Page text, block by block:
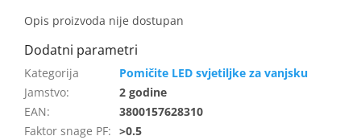
Opis proizvoda nije dostupan
Pomičite LED svjetiljke za vanjsku
Jamstvo:
2 godine
EAN:
3800157628310
Faktor snage PF: >0.5